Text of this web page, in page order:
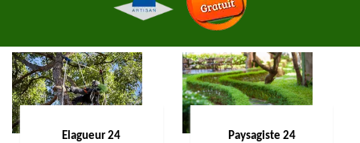
Elagueur 24 Paysagiste 24